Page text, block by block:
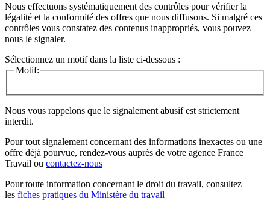
Nous effectuons systématiquement des contrôles pour vérifier la
légalité et la conformité des offres que nous diffusons. Si malgré ces
contrôles vous constatez des contenus inappropriés, vous pouvez
nous le signaler.
Sélectionnez un motif dans la liste ci-dessous :
Motif:
Nous vous rappelons que le signalement abusif est strictement
interdit.
Pour tout signalement concernant des informations inexactes ou une
offre déjà pourvue, rendez-vous auprès de votre agence France
Travail ou contactez-nous
Pour toute information concernant le droit du travail, consultez
les fiches pratiques du Ministère du travail